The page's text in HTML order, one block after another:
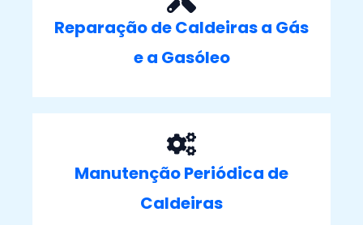
Reparação de Caldeiras a Gás
e a Gasóleo
Manutenção Periódica de
Caldeiras